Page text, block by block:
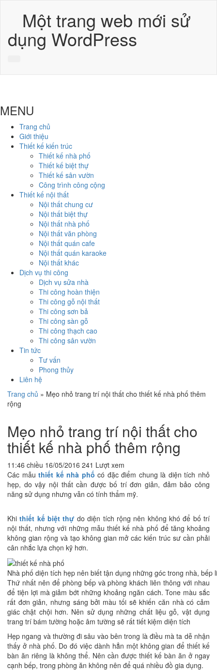
Một trang web mới sử
dụng WordPress
MENU
Trang chủ
Giới thiệu
Thiết kế kiến trúc
Thiết kế nhà phố
Thiết kế biệt thự
Thiết kế sân vườn
Công trình công cộng
Thiết kế nội thất
Nội thất chung cư
Nội thất biệt thự
Nội thất nhà phố
Nội thất văn phòng
Nội thất quán cafe
Nội thất quán karaoke
Nội thất khác
Dịch vụ thi công
Dịch vụ sửa nhà
Thi công hoàn thiện
Thi công gỗ nội thất
Thi công sơn bả
Thi công sàn gỗ
Thi công thạch cao
Thi công sân vườn
Tin tức
Tư vấn
Phong thủy
Liên hệ
Trang chủ » Mẹo nhỏ trang trí nội thất cho thiết kế nhà phố thêm
rộng
Mẹo nhỏ trang trí nội thất cho
thiết kế nhà phố thêm rộng
11:46 chiều 16/05/2016 241 Lượt xem
Các mẫuthiết kế nhà phố có đặc điểm chung là diện tích nhỏ
hẹp, do vậy nội thất cần được bố trí đơn giản, đảm bảo công
năng sử dụng nhưng vẫn có tính thẩm mỹ.
Khithiết kế biệt thự do diện tích rộng nên không khó để bố trí
nội thất, nhưng với những mẫu thiết kế nhà phố để tăng khoảng
không gian rộng và tạo không gian mở các kiến trúc sư cần phải
cân nhắc lựa chọn kỹ hơn.
Nhà phố diện tích hẹp nên biết tận dụng những góc trong nhà, bếp
Thứ nhất nên để phòng bếp và phòng khách liên thông với nhau
để tiện lợi mà giảm bớt những khoảng ngăn cách. Tone màu sắc
rất đơn giản, nhưng sáng bởi màu tối sẽ khiến căn nhà có cảm
giác chật chội hơn. Nên sử dụng những chất liệu gỗ, vật dụng
trang trí bám tường hoặc âm tường sẽ rất tiết kiệm diện tích
Hẹp ngang và thường đi sâu vào bên trong là điều mà ta dễ nhận
thấy ở nhà phố. Do đó việc dành hẳn một không gian để thiết kế
bàn ăn riêng là không thể. Nên cần được thiết kế bàn ăn ở ngay
cạnh bếp, trong phòng ăn không nên để quá nhiều đồ gia dụng.